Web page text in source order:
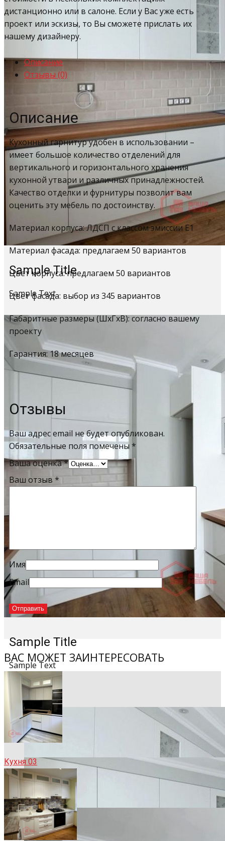
Sample Title
Sample Text
Sample Title
Sample Text
дистанционно или в салоне. Если у Вас уже есть
проект или эскизы, то Вы сможете прислать их
нашему дизайнеру.
Описание
Отзывы (0)
Описание
Кухонный гарнитур удобен в использовании –
имеет большое количество отделений для
вертикального и горизонтального хранения
кухонной утвари и различных принадлежностей.
Качество отделки и фурнитуры позволит вам
оценить эту мебель по достоинству.
Материал корпуса: ЛДСП с классом эмиссии Е1
Материал фасада: предлагаем 50 вариантов
Цвет корпуса: предлагаем 50 вариантов
Цвет фасада: выбор из 345 вариантов
Габаритные размеры (ШхГхВ): согласно вашему
проекту
Гарантия: 18 месяцев
Отзывы
Ваш адрес email не будет опубликован.
Обязательные поля помечены *
Ваша оценка*
Ваш отзыв *
Имя
Email
ВАС МОЖЕТ ЗАИНТЕРЕСОВАТЬ
Кухня 03